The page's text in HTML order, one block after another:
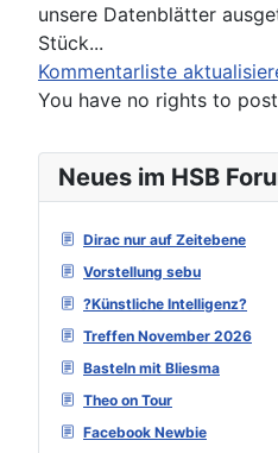
Neues im HSB
Dirac nur auf Zeitebene
Vorstellung sebu
?Künstliche Intelligenz?
Treffen November 2026
Basteln mit Bliesma
Theo on Tour
Facebook Newbie
unsere Datenblätter
Stück...
Kommentarliste
You have no rights to